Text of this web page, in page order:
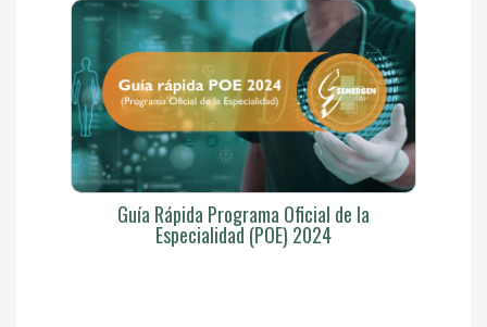
Guía Rápida Programa Oficial de la
Especialidad (POE) 2024